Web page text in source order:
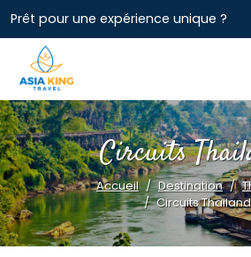
Prêt pour une expérience unique ?
Circuits
Accueil Destination
Circuits